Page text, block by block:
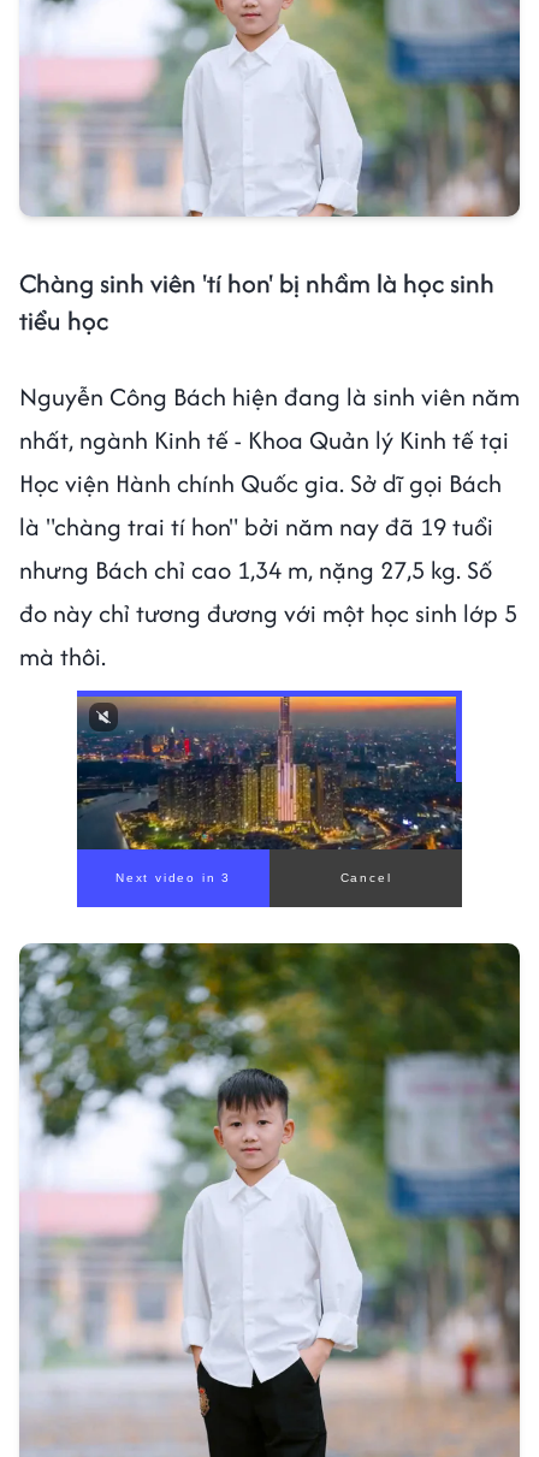
Chàng sinh viên 'tí hon' bị nhầm là học sinh
tiểu học
Nguyễn Công Bách hiện đang là sinh viên năm
nhất, ngành Kinh tế - Khoa Quản lý Kinh tế tại
Học viện Hành chính Quốc gia. Sở dĩ gọi Bách
là "chàng trai tí hon" bởi năm nay đã 19 tuổi
nhưng Bách chỉ cao 1,34 m, nặng 27,5 kg. Số
đo này chỉ tương đương với một học sinh lớp 5
mà thôi.